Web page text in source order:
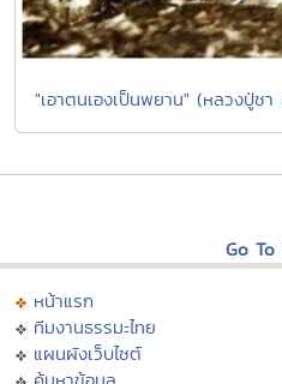
"เอาตนเองเป็นพยาน" (หลวงปู่ชา
Go To
หน้าแรก
ทีมงานธรรมะไทย
แผนผังเว็บไซต์